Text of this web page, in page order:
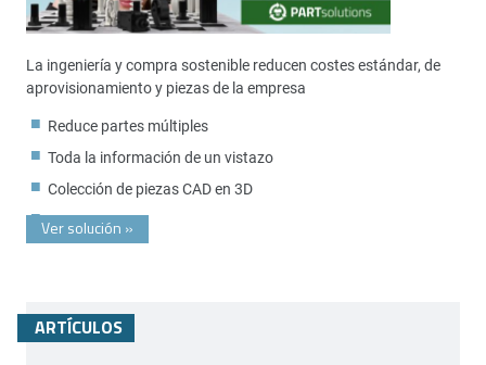
La ingeniería y compra sostenible reducen costes estándar, de
aprovisionamiento y piezas de la empresa
Reduce partes múltiples
Toda la información de un vistazo
Colección de piezas CAD en 3D
Ver solución »
ARTÍCULOS